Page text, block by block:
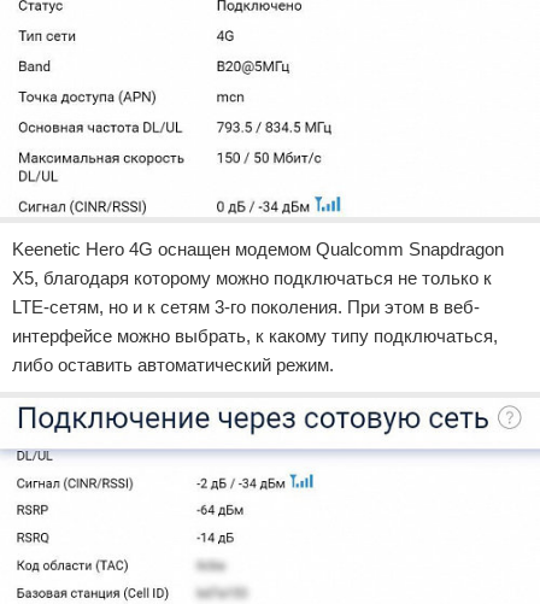
Keenetic Hero 4G оснащен модемом Qualcomm Snapdragon
X5, благодаря которому можно подключаться не только к
LTE-сетям, но и к сетям 3-го поколения. При этом в веб-
интерфейсе можно выбрать, к какому типу подключаться,
либо оставить автоматический режим.